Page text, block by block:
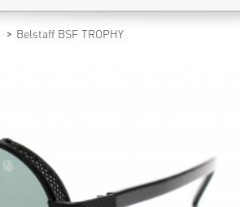
Belstaff BSF TROPHY